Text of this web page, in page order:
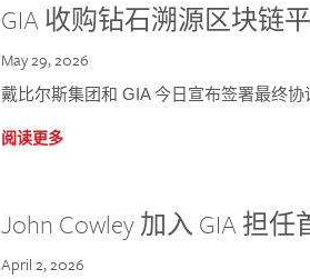
GIA 收购钻石溯源区块链
May 29, 2026
戴比尔斯集团和 GIA 今日宣布签署最终协
阅读更多
John Cowley 加入 GIA 担
April 2, 2026